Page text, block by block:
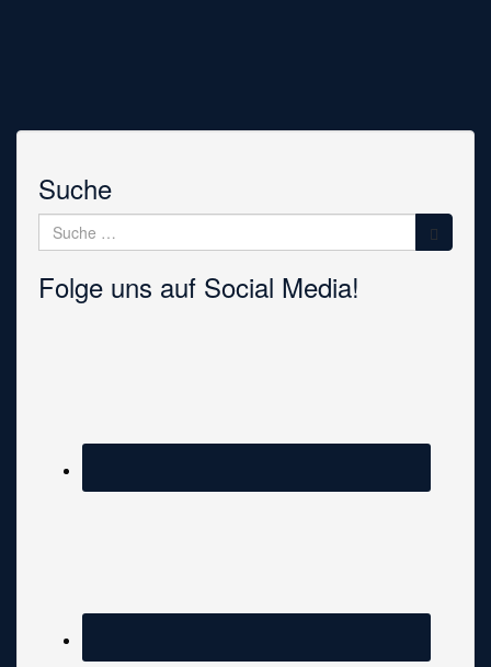
Suche
Suche
nach:
Folge uns auf Social Media!